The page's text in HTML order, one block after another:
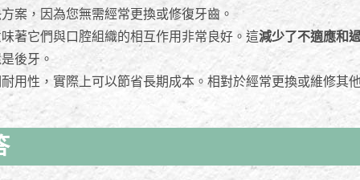
案，因為您無需經常更換或修復牙齒。
著它們與口腔組織的相互作用非常良好。這減少了不適應和
後牙。
用性，實際上可以節省長期成本。相對於經常更換或維修其